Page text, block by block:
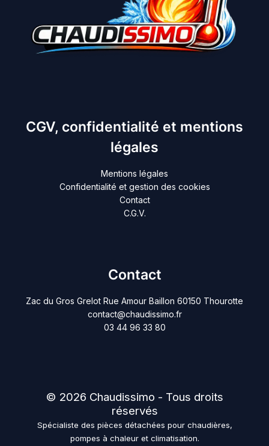
CGV, confidentialité et mentions
légales
Mentions légales
Confidentialité et gestion des cookies
Contact
C.G.V.
Contact
Zac du Gros Grelot Rue Amour Baillon 60150 Thourotte
contact@chaudissimo.fr
03 44 96 33 80
© 2026 Chaudissimo - Tous droits
réservés
Spécialiste des pièces détachées pour chaudières,
pompes à chaleur et climatisation.